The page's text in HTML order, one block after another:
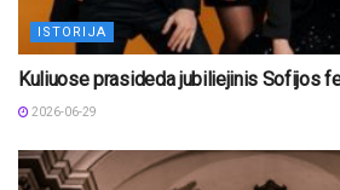
ISTORIJA
Kuliuose prasideda jubiliejinis Sofijos
2026-06-29